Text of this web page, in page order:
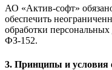
АО «Актив-софт»
обеспечить
обработки
ФЗ-152.
3. Принципы и условия